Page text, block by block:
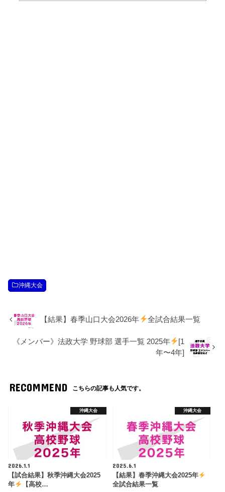
沖縄大会
【結果】春季山口大会2026年 全試合結果一覧
《メンバー》法政大学 野球部 選手一覧 2025年
[1
年〜4年]
RECOMMEND こちらの記事も人気です。
沖縄大会
2026.1.1
【試合結果】秋季沖縄大会2025
年
【高校…
沖縄大会
2025.6.1
【結果】春季沖縄大会2025年
全試合結果一覧